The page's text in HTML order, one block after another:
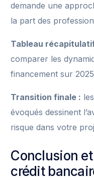
demande une
la part des
Tableau
comparer les
financement sur
Transition finale :
évoqués dessinent
risque dans votre
Conclusion
crédit